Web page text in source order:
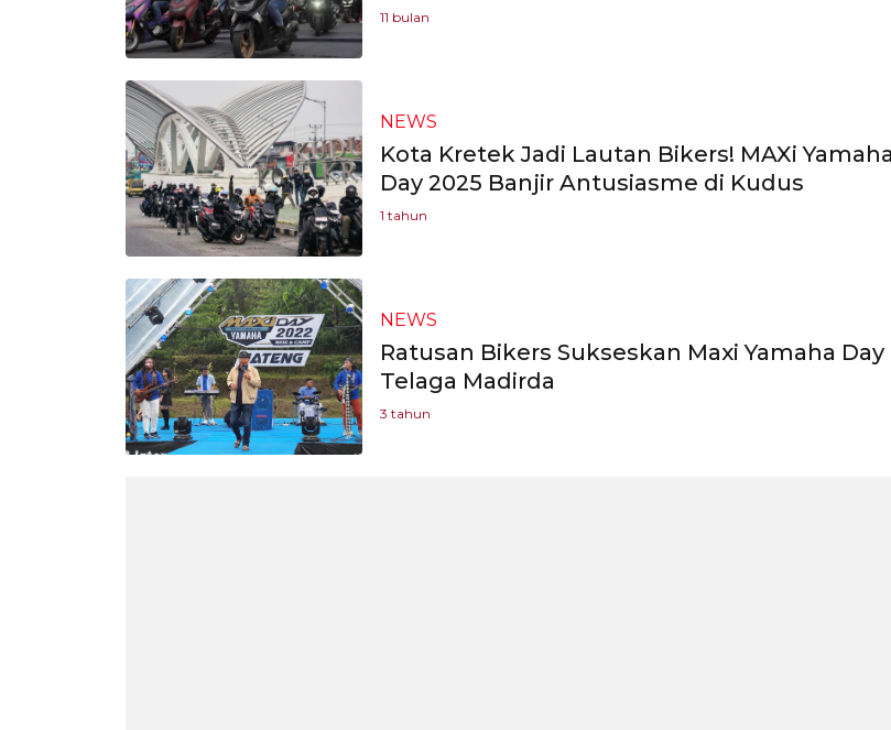
11 bulan
NEWS
Kota Kretek Jadi Lautan Bikers! MAXi Yamaha
Day 2025 Banjir Antusiasme di Kudus
1 tahun
NEWS
Ratusan Bikers Sukseskan Maxi Yamaha Day
Telaga Madirda
3 tahun